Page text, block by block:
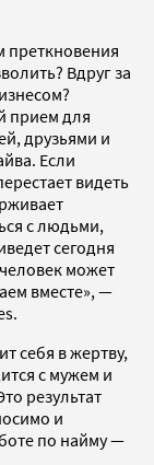
Вдруг за
прием для
друзьями и
Если
видеть
с людьми,
сегодня
может
вместе», —
себя в жертву,
с мужем и
результат
и
по найму —